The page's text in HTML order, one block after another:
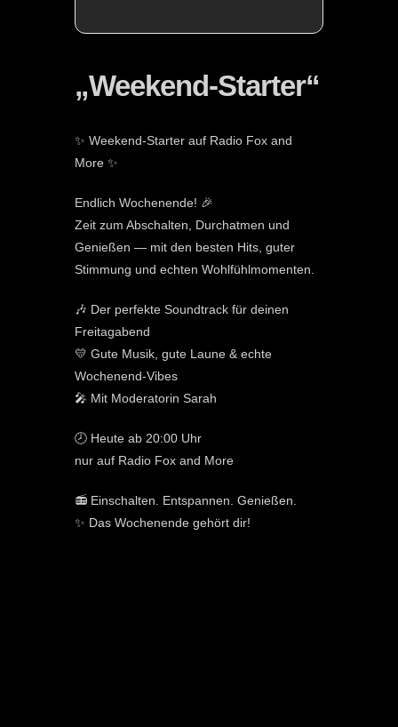
„Weekend-Starter“
✨ Weekend-Starter auf Radio Fox and
More ✨
Endlich Wochenende! 🎉
Zeit zum Abschalten, Durchatmen und
Genießen — mit den besten Hits, guter
Stimmung und echten Wohlfühlmomenten.
🎶 Der perfekte Soundtrack für deinen
Freitagabend
💛 Gute Musik, gute Laune & echte
Wochenend-Vibes
🎤 Mit Moderatorin Sarah
🕗 Heute ab 20:00 Uhr
nur auf Radio Fox and More
📻 Einschalten. Entspannen. Genießen.
✨ Das Wochenende gehört dir!